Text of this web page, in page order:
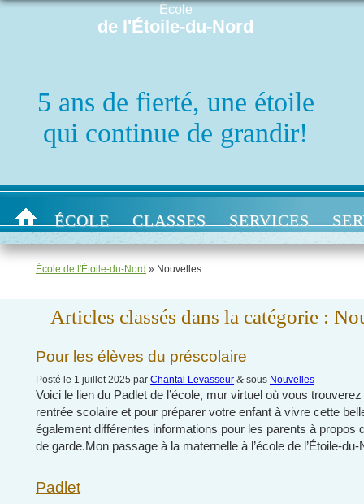
École
de l'Étoile-du-Nord
5 ans de fierté, une étoile
qui continue de grandir!
ÉCOLE CLASSES SERVICES
École de l'Étoile-du-Nord » Nouvelles
Articles classés dans la catégorie :
Pour les élèves du préscolaire
Posté le 1 juillet 2025 par Chantal Levasseur & sous Nouvelles
Voici le lien du Padlet de l’école, mur virtuel où vous
rentrée scolaire et pour préparer votre enfant à vivre cette
également différentes informations pour les parents à propos
de garde.Mon passage à la maternelle à l’école de l’Étoile-du-
Padlet